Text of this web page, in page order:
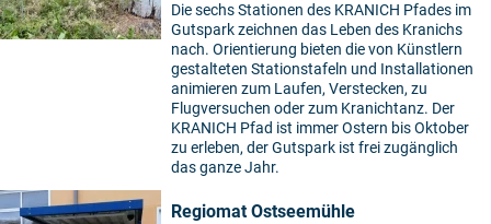
Die sechs Stationen des KRANICH Pfades im
Gutspark zeichnen das Leben des Kranichs
nach. Orientierung bieten die von Künstlern
gestalteten Stationstafeln und Installationen
animieren zum Laufen, Verstecken, zu
Flugversuchen oder zum Kranichtanz. Der
KRANICH Pfad ist immer Ostern bis Oktober
zu erleben, der Gutspark ist frei zugänglich
das ganze Jahr.
Regiomat Ostseemühle